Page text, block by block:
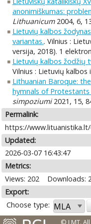
anonimiškumas:
Lithuanicum2004, 6,
Lietuvių kalbos
variantas.. Vilnius :
versija, 2018). 1
Lietuvių kalbos žodžių
Vilnius : Lietuvių
Lithuanian Baroque:
hymnals of Protestants
simpoziumi2021, 15,
Permalink:
https://
Updated:
2026-03-07 16:43:47
Metrics:
Views: 202
Downloads:
Export:
Choose type:
© LMT.